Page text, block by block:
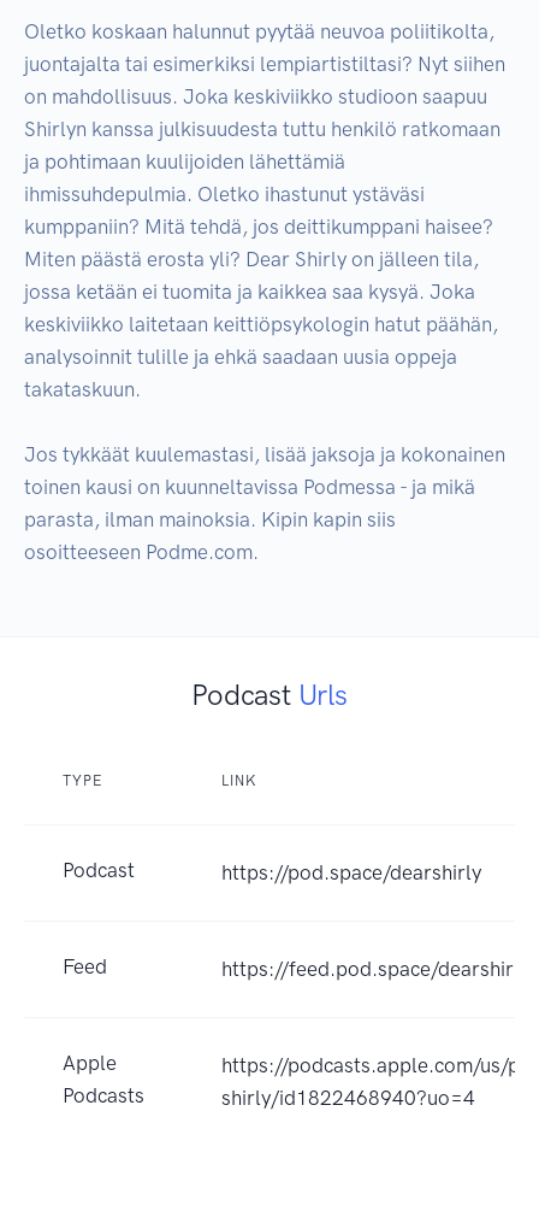
Oletko koskaan halunnut pyytää neuvoa poliitikolta,
juontajalta tai esimerkiksi lempiartistiltasi? Nyt siihen
on mahdollisuus. Joka keskiviikko studioon saapuu
Shirlyn kanssa julkisuudesta tuttu henkilö ratkomaan
ja pohtimaan kuulijoiden lähettämiä
ihmissuhdepulmia. Oletko ihastunut ystäväsi
kumppaniin? Mitä tehdä, jos deittikumppani haisee?
Miten päästä erosta yli? Dear Shirly on jälleen tila,
jossa ketään ei tuomita ja kaikkea saa kysyä. Joka
keskiviikko laitetaan keittiöpsykologin hatut päähän,
analysoinnit tulille ja ehkä saadaan uusia oppeja
takataskuun.
Jos tykkäät kuulemastasi, lisää jaksoja ja kokonainen
toinen kausi on kuunneltavissa Podmessa - ja mikä
parasta, ilman mainoksia. Kipin kapin siis
osoitteeseen Podme.com.
Podcast Urls
TYPE LINK
Podcast https://pod.space/dearshirly
Feed https://feed.pod.space/dearshirly
Apple
Podcasts
https://podcasts.apple.com/us/
shirly/id1822468940?uo=4